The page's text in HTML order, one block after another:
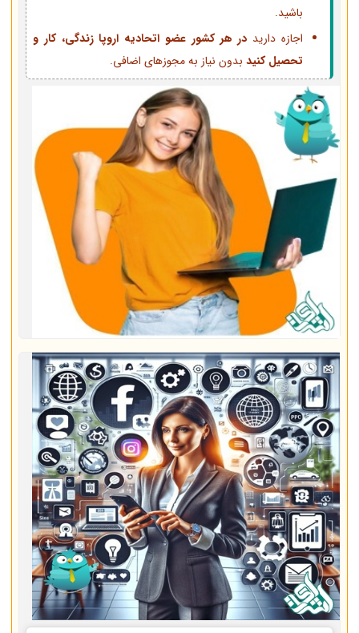
باشید.
اجازه دارید در هر کشور عضو اتحادیه اروپا زندگی، کار و
تحصیل کنید بدون نیاز به مجوزهای اضافی.